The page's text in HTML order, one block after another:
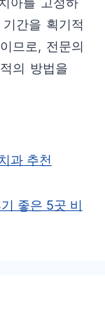
간을 획기적
므로, 전문의
의 방법을
과 추천
좋은 5곳 비